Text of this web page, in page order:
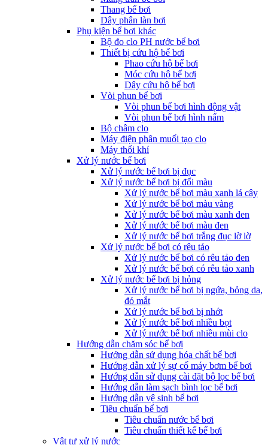
Thang bể bơi
Dây phân làn bơi
Phụ kiện bể bơi khác
Bộ đo clo PH nước bể bơi
Thiết bị cứu hộ bể bơi
Phao cứu hộ bể bơi
Móc cứu hộ bể bơi
Dây cứu hộ bể bơi
Vòi phun bể bơi
Vòi phun bể bơi hình động vật
Vòi phun bể bơi hình nấm
Bộ châm clo
Máy điện phân muối tạo clo
Máy thổi khí
Xử lý nước bể bơi
Xử lý nước bể bơi bị đục
Xử lý nước bể bơi bị đổi màu
Xử lý nước bể bơi màu xanh lá cây
Xử lý nước bể bơi màu vàng
Xử lý nước bể bơi màu xanh đen
Xử lý nước bể bơi màu đen
Xử lý nước bể bơi trắng đục lờ lờ
Xử lý nước bể bơi có rêu tảo
Xử lý nước bể bơi có rêu tảo đen
Xử lý nước bể bơi có rêu tảo xanh
Xử lý nước bể bơi bị hỏng
Xử lý nước bể bơi bị ngứa, bỏng da,
đỏ mắt
Xử lý nước bể bơi bị nhớt
Xử lý nước bể bơi nhiều bọt
Xử lý nước bể bơi nhiều mùi clo
Hướng dẫn chăm sóc bể bơi
Hướng dẫn sử dụng hóa chất bể bơi
Hướng dẫn xử lý sự cố máy bơm bể bơi
Hướng dẫn sử dụng cài đặt bộ lọc bể bơi
Hướng dẫn làm sạch bình lọc bể bơi
Hướng dẫn vệ sinh bể bơi
Tiêu chuẩn bể bơi
Tiêu chuẩn nước bể bơi
Tiêu chuẩn thiết kế bể bơi
Vật tư xử lý nước